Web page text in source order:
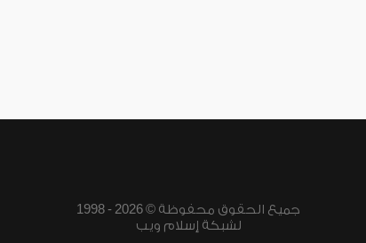
جميع الحقوق محفوظة © 2026 - 1998
لشبكة إسلام ويب